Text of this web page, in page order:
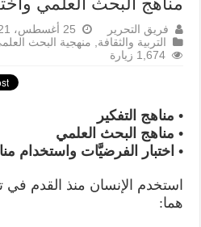
فريق التحرير
25 أغسطس، 2021
التربية والثقافة
منهجية البحث
1,674 زيارة
• مناهج التفكير
• مناهج البحث العلمي
• اختبار الفرضيَّات واستخدام
استخدم الإنسان منذ القدم في
هما: